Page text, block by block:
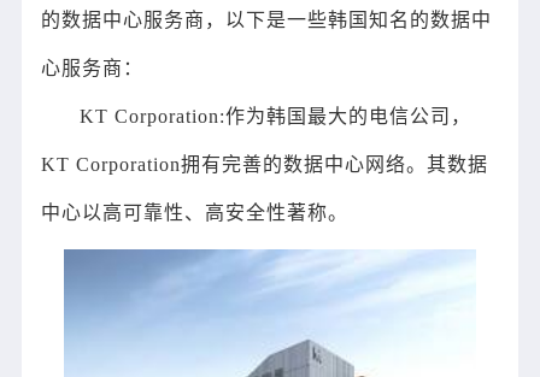
的数据中心服务商，以下是一些韩国知名的数据中
心服务商：
KT Corporation:作为韩国最大的电信公司，
KT Corporation拥有完善的数据中心网络。其数据
中心以高可靠性、高安全性著称。